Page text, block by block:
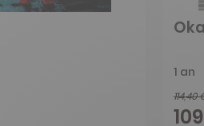
1 an
114,40